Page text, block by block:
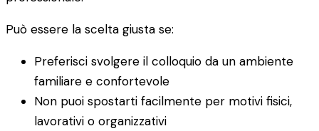
Può essere la scelta giusta se:
Preferisci svolgere il colloquio da un ambiente
familiare e confortevole
Non puoi spostarti facilmente per motivi fisici,
lavorativi o organizzativi